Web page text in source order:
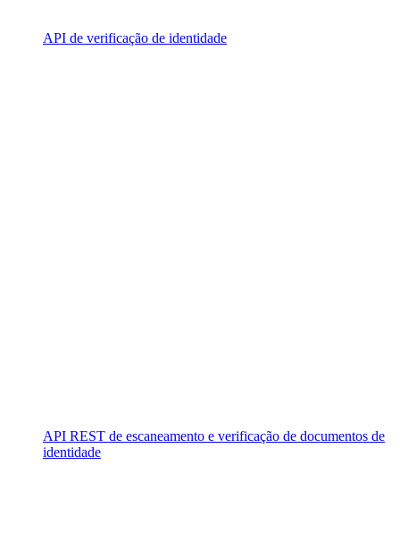
API de verificação de identidade
API REST de escaneamento e verificação de documentos de
identidade